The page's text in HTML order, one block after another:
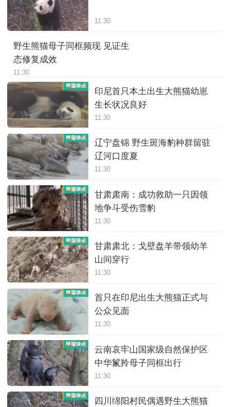
11:30
野生熊猫母子同框频现 见证生
态修复成效
11:30
印尼首只本土出生大熊猫幼崽
生长状况良好
11:30
辽宁盘锦 野生斑海豹种群留驻
辽河口度夏
11:30
甘肃肃南：成功救助一只因领
地争斗受伤雪豹
11:30
甘肃肃北：戈壁盘羊带领幼羊
山间穿行
11:30
首只在印尼出生大熊猫正式与
公众见面
11:30
云南哀牢山国家级自然保护区
中华鬣羚母子同框出行
11:30
四川绵阳村民偶遇野生大熊猫